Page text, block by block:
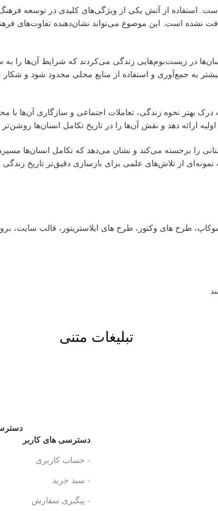
استفاده از آتش یکی از ویژگی‌های کلیدی در توسعه فرهنگ
نشده است. این موضوع می‌تواند نشان‌دهنده تفاوت‌های
در زیست‌بوم‌هایی زندگی می‌کردند که شرایط آن‌ها را به
به جمع‌آوری و استفاده از منابع محلی محدود شود و شکار
درک بهتر نحوه زندگی، تعاملات اجتماعی و سازگاری آن‌ها
ارائه دهد و نقش آن‌ها را در تاریخ تکامل انسان‌ها
را برجسته می‌کند و نشان می‌دهد که تکامل انسان‌ها
از تلاش‌های علمی برای بازسازی دقیق‌تر تاریخ زندگی
موکاپ، طرح های وکتور، طرح های ایلاستریتور، قالب سایت،
تبلیغات متنی
دسترسی های کاربر
- حساب کاربری
- سبد خرید
- پیگیری سفارش